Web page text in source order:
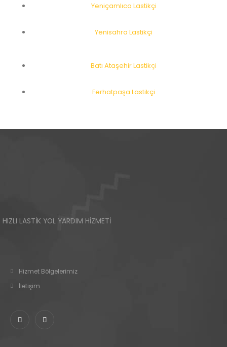
Yeniçamlıca Lastikçi
Yenisahra Lastikçi
Batı Ataşehir Lastikçi
Ferhatpaşa Lastikçi
HIZLI LASTİK YOL YARDIM HİZMETİ
Hizmet Bölgelerimiz
İletişim